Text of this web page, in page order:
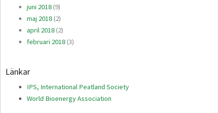
juni 2018(9)
maj 2018(2)
april 2018(2)
februari 2018(3)
Länkar
IPS, International Peatland Society
World Bioenergy Association